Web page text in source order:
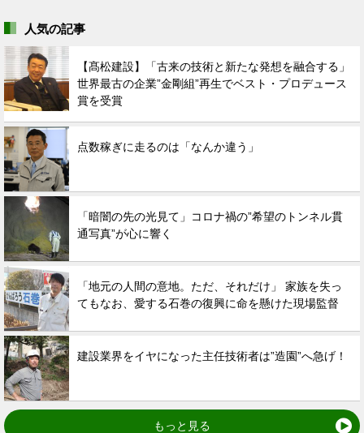
人気の記事
【髙松建設】「古来の技術と新たな発想を融合する」
世界最古の企業”金剛組”再生でベスト・プロデュース
賞を受賞
点数稼ぎに走るのは「なんか違う」
「暗闇の先の光見て」コロナ禍の”希望のトンネル貫
通写真”が心に響く
「地元の人間の意地。ただ、それだけ」 家族を失っ
てもなお、愛する石巻の復興に命を懸けた現場監督
建設業界をイヤになった主任技術者は”造園”へ急げ！
もっと見る